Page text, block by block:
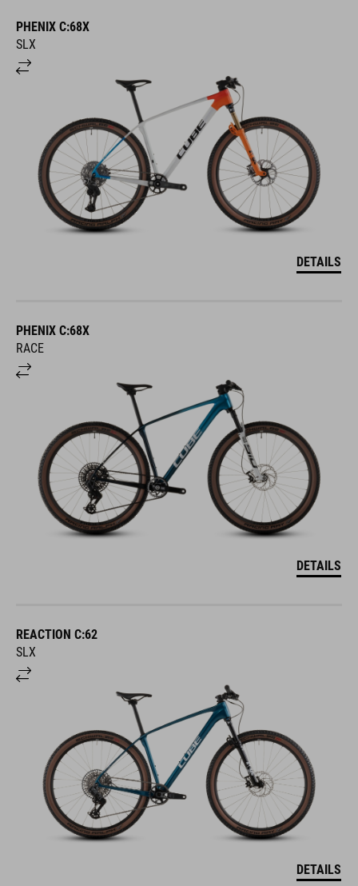
PHENIX C:68X
SLX
DETAILS
PHENIX C:68X
RACE
DETAILS
REACTION C:62
SLX
DETAILS